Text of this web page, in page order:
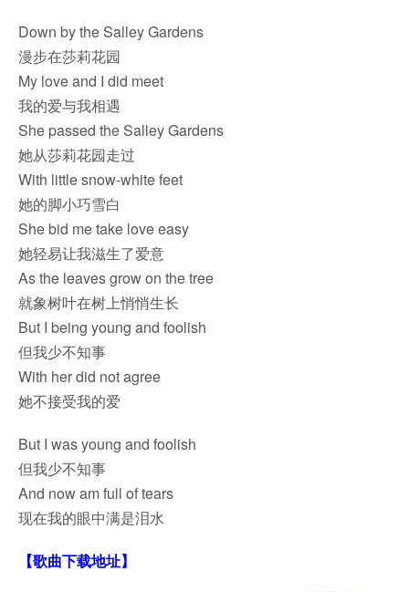
Down by the Salley Gardens
漫步在莎莉花园
My love and I did meet
我的爱与我相遇
She passed the Salley Gardens
她从莎莉花园走过
With little snow-white feet
她的脚小巧雪白
She bid me take love easy
她轻易让我滋生了爱意
As the leaves grow on the tree
就象树叶在树上悄悄生长
But I being young and foolish
但我少不知事
With her did not agree
她不接受我的爱
But I was young and foolish
但我少不知事
And now am full of tears
现在我的眼中满是泪水
【歌曲下载地址】